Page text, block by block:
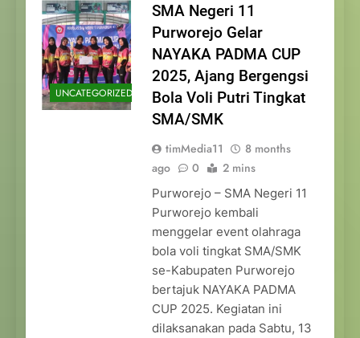
UNCATEGORIZED
SMA Negeri 11
Purworejo Gelar
NAYAKA PADMA CUP
2025, Ajang Bergengsi
Bola Voli Putri Tingkat
SMA/SMK
timMedia11
8 months
ago
0 2 mins
Purworejo – SMA Negeri 11
Purworejo kembali
menggelar event olahraga
bola voli tingkat SMA/SMK
se-Kabupaten Purworejo
bertajuk NAYAKA PADMA
CUP 2025. Kegiatan ini
dilaksanakan pada Sabtu, 13